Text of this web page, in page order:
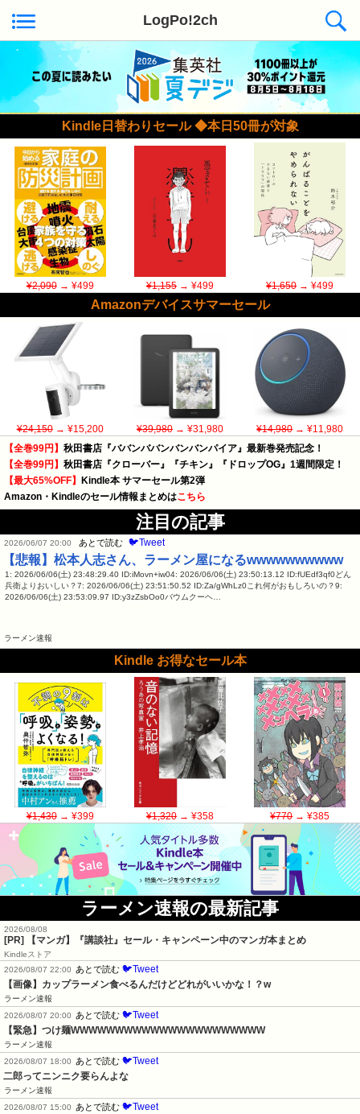
LogPo!2ch
Kindle日替わりセール ◆本日50冊が対象
¥2,090→ ¥499 ¥1,155→ ¥499 ¥1,650→ ¥499
Amazonデバイスサマーセール
¥24,150→ ¥15,200 ¥39,980→ ¥31,980 ¥14,980→ ¥11,980
【全巻99円】 秋田書店『ババンババンバンバンパイア』最新巻発売記念！
【全巻99円】 秋田書店『クローバー』『チキン』『ドロップOG』1週間限定！
【最大65%OFF】 Kindle本 サマーセール第2弾
Amazon・Kindleのセール情報まとめはこちら
注目の記事
2026/06/07 20:00 あとで読む 🐦Tweet
【悲報】松本人志さん、ラーメン屋になるwwwwwwwwww
1: 2026/06/06(土) 23:48:29.40 ID:iMovn+iw04: 2026/06/06(土) 23:50:13.12 ID:fUEdf3qf0どん
兵衛よりおいしい？7: 2026/06/06(土) 23:51:50.52 ID:Za/gWhLz0これ何がおもしろいの？9:
2026/06/06(土) 23:53:09.97 ID:y3zZsbOo0バウムクーヘ…
ラーメン速報
Kindle お得なセール本
¥1,430→ ¥399 ¥1,320→ ¥358 ¥770→ ¥385
ラーメン速報の最新記事
2026/08/08
[PR] 【マンガ】『講談社』セール・キャンペーン中のマンガ本まとめ
Kindleストア
2026/08/07 22:00
あとで読む 🐦Tweet
【画像】カップラーメン食べるんだけどどれがいいかな！？w
ラーメン速報
2026/08/07 20:00
あとで読む 🐦Tweet
【緊急】つけ麺WWWWWWWWWWWWWWWWWWWWWW
ラーメン速報
2026/08/07 18:00
あとで読む 🐦Tweet
二郎ってニンニク要らんよな
ラーメン速報
2026/08/07 15:00
あとで読む 🐦Tweet